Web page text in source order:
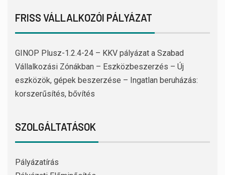
FRISS VÁLLALKOZÓI PÁLYÁZAT
GINOP Plusz-1.2.4-24 – KKV pályázat a Szabad
Vállalkozási Zónákban – Eszközbeszerzés – Új
eszközök, gépek beszerzése – Ingatlan beruházás:
korszerűsítés, bővítés
SZOLGÁLTATÁSOK
Pályázatírás